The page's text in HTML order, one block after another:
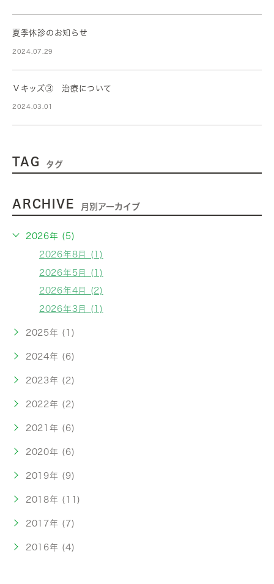
夏季休診のお知らせ
2024.07.29
Ｖキッズ③ 治療について
2024.03.01
TAG タグ
ARCHIVE 月別アーカイブ
2026年 (5)
2026年8月 (1)
2026年5月 (1)
2026年4月 (2)
2026年3月 (1)
2025年 (1)
2024年 (6)
2023年 (2)
2022年 (2)
2021年 (6)
2020年 (6)
2019年 (9)
2018年 (11)
2017年 (7)
2016年 (4)